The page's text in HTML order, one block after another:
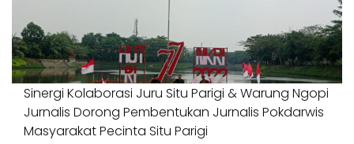
Sinergi Kolaborasi Juru Situ Parigi & Warung Ngopi
Jurnalis Dorong Pembentukan Jurnalis Pokdarwis
Masyarakat Pecinta Situ Parigi